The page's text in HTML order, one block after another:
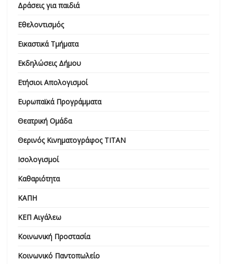
Δράσεις για παιδιά
Εθελοντισμός
Εικαστικά Τμήματα
Εκδηλώσεις Δήμου
Ετήσιοι Απολογισμοί
Ευρωπαϊκά Προγράμματα
Θεατρική Ομάδα
Θερινός Κινηματογράφος ΤΙΤΑΝ
Ισολογισμοί
Καθαριότητα
ΚΑΠΗ
ΚΕΠ Αιγάλεω
Κοινωνική Προστασία
Κοινωνικό Παντοπωλείο